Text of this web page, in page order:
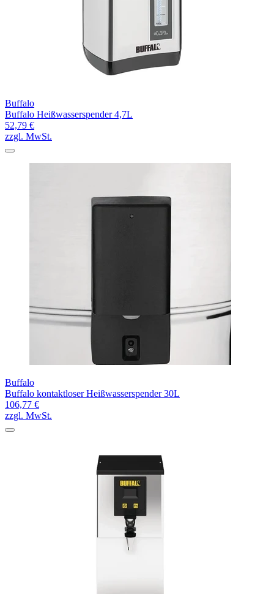
Buffalo
Buffalo Heißwasserspender 4,7L
52,79 €
zzgl. MwSt.
Buffalo
Buffalo kontaktloser Heißwasserspender 30L
106,77 €
zzgl. MwSt.